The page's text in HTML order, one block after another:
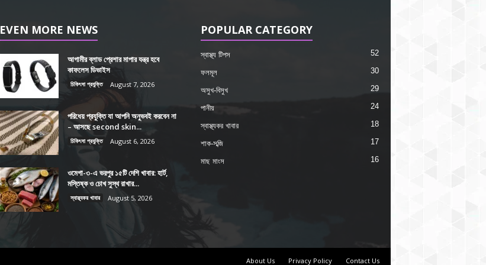
EVEN MORE NEWS
আগামীর ব্লাড প্রেশার মাপার যন্ত্র হবে
কাফলেস ডিভাইস
চিকিৎসা প্রযুক্তি August 7, 2026
পরিধেয় প্রযুক্তি যা আপনি অনুভবই করবেন না
– আসছে second skin...
চিকিৎসা প্রযুক্তি August 6, 2026
ওমেগা-৩-এ ভরপুর ১৫টি দেশি খাবার: হার্ট,
মস্তিষ্ক ও চোখ সুস্থ রাখার...
স্বাস্থ্যকর খাবার August 5, 2026
POPULAR CATEGORY
স্বাস্থ্য টিপস 52
ফলমূল 30
অসুখ-বিসুখ 29
পানীয় 24
স্বাস্থ্যকর খাবার 18
শাক-সব্জি 17
মাছ মাংস 16
About Us Privacy Policy Contact Us